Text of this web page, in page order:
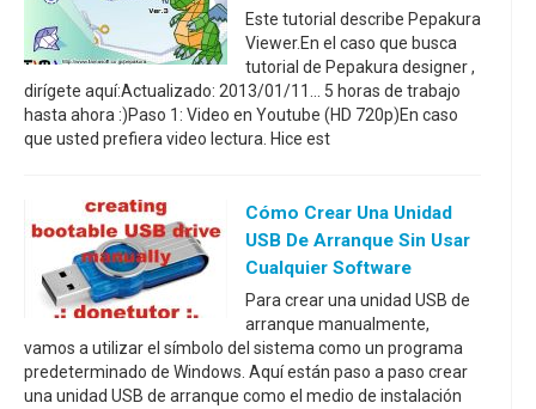
Este tutorial describe Pepakura
Viewer.En el caso que busca
tutorial de Pepakura designer ,
dirígete aquí:Actualizado: 2013/01/11... 5 horas de trabajo
hasta ahora :)Paso 1: Video en Youtube (HD 720p)En caso
que usted prefiera video lectura. Hice est
Cómo Crear Una Unidad
USB De Arranque Sin Usar
Cualquier Software
Para crear una unidad USB de
arranque manualmente,
vamos a utilizar el símbolo del sistema como un programa
predeterminado de Windows. Aquí están paso a paso crear
una unidad USB de arranque como el medio de instalación